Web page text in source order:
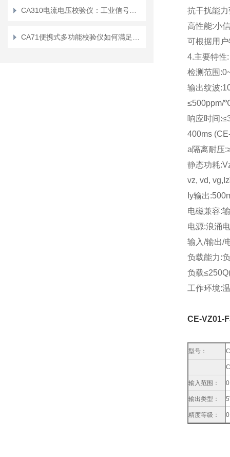
抗干扰能
高性能:小
可根据用
4.主要特性:
检测范围
输出纹波
≤500ppm/
响应时间
400ms
a隔离耐压
静态功耗
vz, vd,
Iy输出
电磁兼容:
电源:浪涌
输入/输出/
负载能力:
负载
工作环境:
CE-VZ01-
型号：
输入范围：
输出类型：
精度等级：